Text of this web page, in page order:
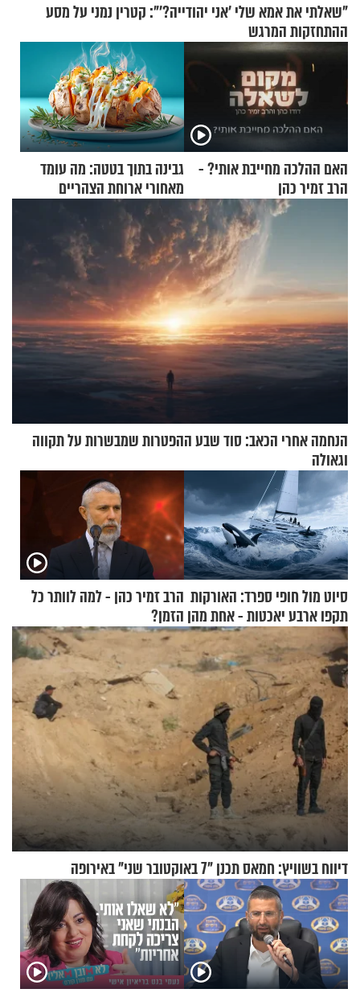
"שאלתי את אמא שלי 'אני יהודייה?'": קטרין נמני על מסע
ההתחזקות המרגש
האם ההלכה מחייבת אותי? -
הרב זמיר כהן
גבינה בתוך בטטה: מה עומד
מאחורי ארוחת הצהריים
שכבשה את הרשת?
הנחמה אחרי הכאב: סוד שבע ההפטרות שמבשרות על תקווה
וגאולה
סיוט מול חופי ספרד: האורקות
תקפו ארבע יאכטות - אחת מהן
טבעה
הרב זמיר כהן - למה לוותר כל
הזמן?
דיווח בשוויץ: חמאס תכנן "7 באוקטובר שני" באירופה